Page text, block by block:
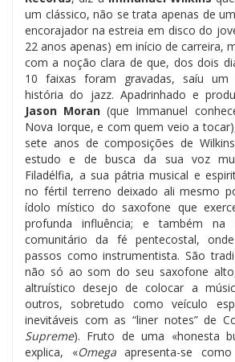
um clássico, não se trata apenas de
encorajador na estreia em disco do
22 anos apenas) em início de carreira,
com a noção clara de que, dos dois
10 faixas foram gravadas, saíu
história do jazz. Apadrinhado e
Jason Moran (que Immanuel
Nova Iorque, e com quem veio a
sete anos de composições de
estudo e de busca da sua voz
Filadélfia, a sua pátria musical e
no fértil terreno deixado ali mesmo
ídolo místico do saxofone que
profunda influência; e também
comunitário da fé pentecostal,
passos como instrumentista. São
não só ao som do seu saxofone
altruístico desejo de colocar a
outros, sobretudo como veículo
inevitáveis com as “liner notes” de
Supreme). Fruto de uma «honesta
explica, «Omegaapresenta-se